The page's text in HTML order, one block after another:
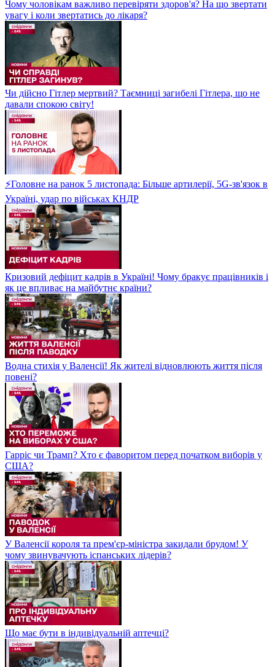
Чому чоловікам важливо перевіряти здоров'я? На що звертати
увагу і коли звертатись до лікаря?
Чи дійсно Гітлер мертвий? Таємниці загибелі Гітлера, що не
давали спокою світу!
⚡Головне на ранок 5 листопада: Більше артилерії, 5G-зв'язок в
Україні, удар по військах КНДР
Кризовий дефіцит кадрів в Україні! Чому бракує працівників і
як це впливає на майбутнє країни?
Водна стихія у Валенсії! Як жителі відновлюють життя після
повені?
Гарріс чи Трамп? Хто є фаворитом перед початком виборів у
США?
У Валенсії короля та прем'єр-міністра закидали брудом! У
чому звинувачують іспанських лідерів?
Що має бути в індивідуальній аптечці?